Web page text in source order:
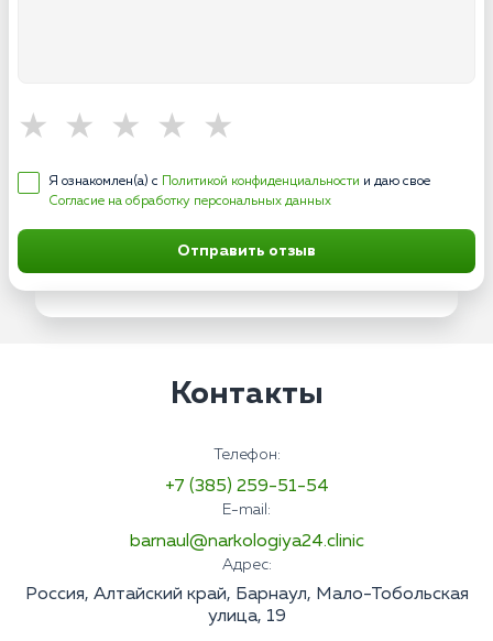
Я ознакомлен(а) с Политикой конфиденциальности и даю свое
Согласие на обработку персональных данных
Отправить отзыв
Контакты
Телефон:
+7 (385) 259-51-54
E-mail:
barnaul@narkologiya24.clinic
Адрес:
Россия, Алтайский край, Барнаул, Мало-Тобольская
улица, 19